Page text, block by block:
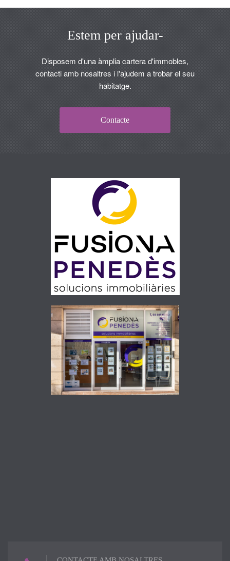
Estem per ajudar-
Disposem d'una àmplia cartera d'immobles,
contacti amb nosaltres i l'ajudem a trobar el seu
habitatge.
Contacte